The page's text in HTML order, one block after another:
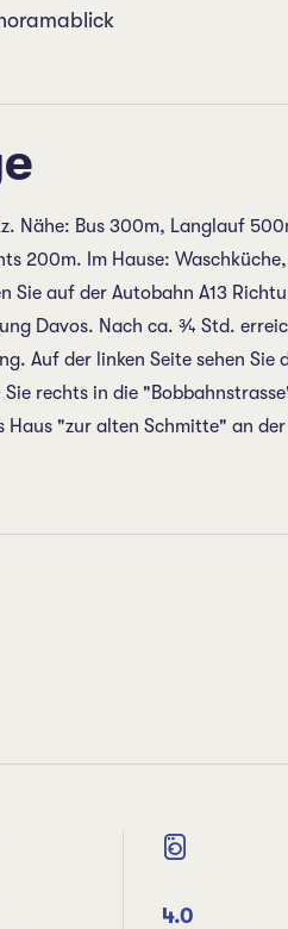
Nähe: Bus 300m, Langlauf
200m. Im Hause: Waschküche,
Sie auf der Autobahn A13
Davos. Nach ca. ¾ Std.
Auf der linken Seite sehen Sie
rechts in die
Haus "zur alten Schmitte" an der
4.0